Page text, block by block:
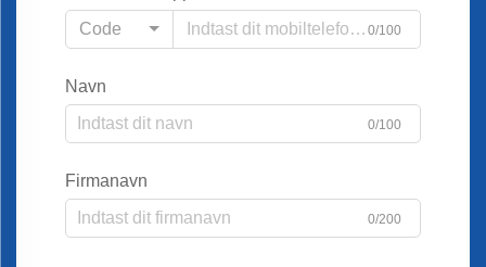
Code
0/100
Navn
0/100
Firmanavn
0/200